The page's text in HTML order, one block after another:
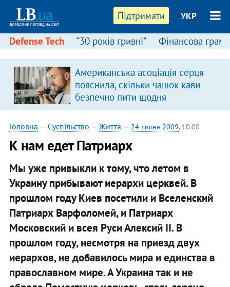
Підтримати УКР
Defense Tech “30 років гривні” Фінансова
Американська асоціація серця
пояснила, скільки чашок кави
безпечно пити щодня
Головна — Суспільство — Життя — 24 липня 2009, 10:00
К нам едет Патриарх
Мы уже привыкли к тому, что летом в
Украину прибывают иерархи церквей. В
прошлом году Киев посетили и Вселенский
Патриарх Варфоломей, и Патриарх
Московский и всея Руси Алексий II. В
прошлом году, несмотря на приезд двух
иерархов, не добавилось мира и единства в
православном мире. А Украина так и не